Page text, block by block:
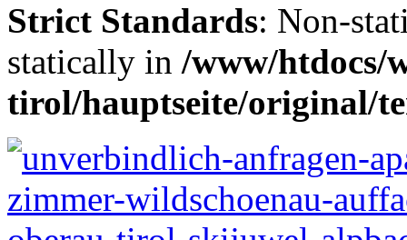
Strict Standards: Non-
statically in /www/htdocs/
tirol/hauptseite/original/